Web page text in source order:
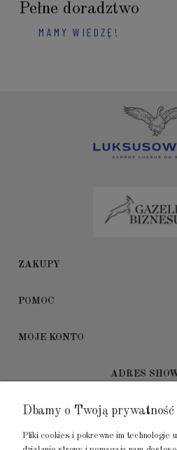
Pełne doradztwo
MAMY WIEDZĘ!
ZAKUPY
POMOC
MOJE KONTO
ADRES
GALERIA
ul. Jana
Dbamy o Twoją prywatność
Pliki cookies i pokrewne im technologie